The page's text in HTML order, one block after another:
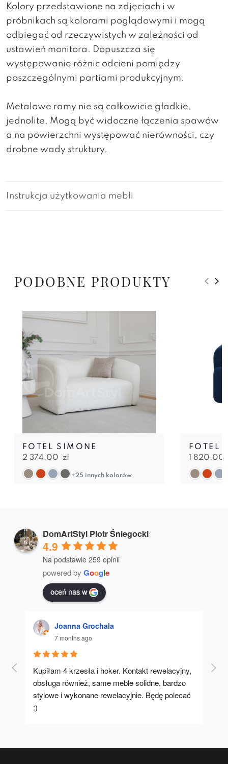
Kolory przedstawione na zdjęciach i w
próbnikach są kolorami poglądowymi i mogą
odbiegać od rzeczywistych w zależności od
ustawień monitora. Dopuszcza się
występowanie różnic odcieni pomiędzy
poszczególnymi partiami produkcyjnym.
Metalowe ramy nie są całkowicie gładkie,
jednolite. Mogą być widoczne łączenia spawów
a na powierzchni występować nierówności, czy
drobne wady struktury.
Instrukcja użytkowania mebli
PODOBNE PRODUKTY
FOTEL SIMONE
2 374,00 zł
+25 innych kolorów
FOTEL
1 820,00
DomArtStyl Piotr Śniegocki
4.9
Na podstawie 259 opinii
powered by Google
oceń nas w
Joanna Grochala
7 months ago
Kupiłam 4 krzesła i hoker. Kontakt rewelacyjny,
obsługa również, same meble solidne, bardzo
stylowe i wykonane rewelacyjnie. Będę polecać
:)
A